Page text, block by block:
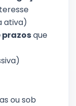
ativa)
prazosque
ou sob